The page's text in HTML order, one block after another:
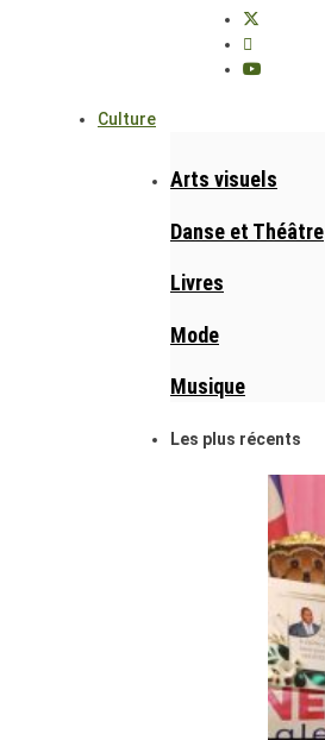
Culture
Arts visuels
Danse et Théâtre
Livres
Mode
Musique
Les plus récents